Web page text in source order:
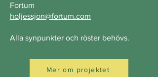
Fortum
holjessjon@fortum.com
Alla synpunkter och röster behövs.
Mer om projektet